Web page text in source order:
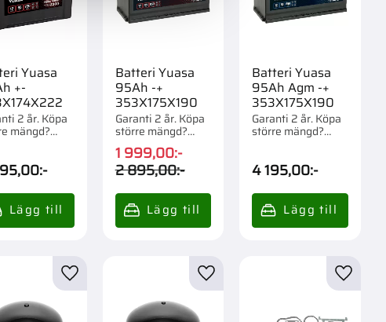
Yuasa
+-
2 år. Köpa
mängd?
:-
Batteri Yuasa
95Ah -+
353X175X190
Garanti 2 år. Köpa
större mängd?
Förpackad om 1/36
st.
1 999,00:-
2 895,00:-
Batteri Yuasa
95Ah Agm -+
353X175X190
Garanti 2 år. Köpa
större mängd?
4 195,00:-
Lägg till i favoriter Lägg till i favoriter Lägg